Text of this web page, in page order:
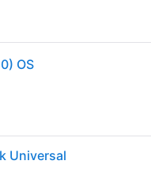
OS
Universal